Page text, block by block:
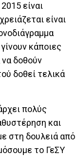
είναι
είναι
κάποιες
δοθούν
δοθεί τελικά
πολύς
και
στη δουλειά από
το ΓεΣΥ